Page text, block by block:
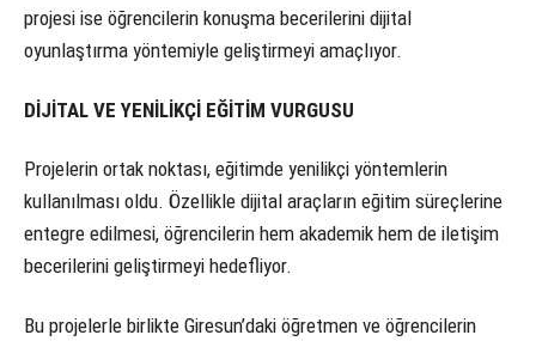
projesi ise öğrencilerin konuşma becerilerini dijital
oyunlaştırma yöntemiyle geliştirmeyi amaçlıyor.
DİJİTAL VE YENİLİKÇİ EĞİTİM VURGUSU
Projelerin ortak noktası, eğitimde yenilikçi yöntemlerin
kullanılması oldu. Özellikle dijital araçların eğitim süreçlerine
entegre edilmesi, öğrencilerin hem akademik hem de iletişim
becerilerini geliştirmeyi hedefliyor.
Bu projelerle birlikte Giresun’daki öğretmen ve öğrencilerin